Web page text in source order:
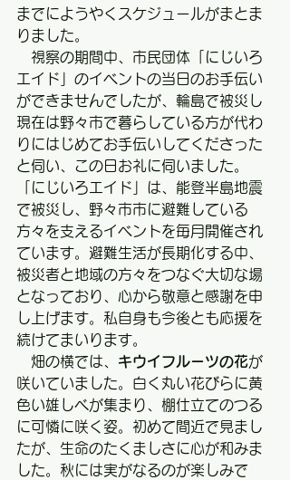
までにようやくスケジュールがまとま
りました。
視察の期間中、市民団体「にじいろ
エイド」のイベントの当日のお手伝い
ができませんでしたが、輪島で被災し
現在は野々市で暮らしている方が代わ
りにはじめてお手伝いしてくださった
と伺い、この日お礼に伺いました。
「にじいろエイド」は、能登半島地震
で被災し、野々市市に避難している
方々を支えるイベントを毎月開催され
ています。避難生活が長期化する中、
被災者と地域の方々をつなぐ大切な場
となっており、心から敬意と感謝を申
し上げます。私自身も今後とも応援を
続けてまいります。
畑の横では、 キウイフルーツの花が
咲いていました。白く丸い花びらに黄
色い雄しべが集まり、棚仕立てのつる
に可憐に咲く姿。初めて間近で見まし
たが、生命のたくましさに心が和みま
した。秋には実がなるのが楽しみで